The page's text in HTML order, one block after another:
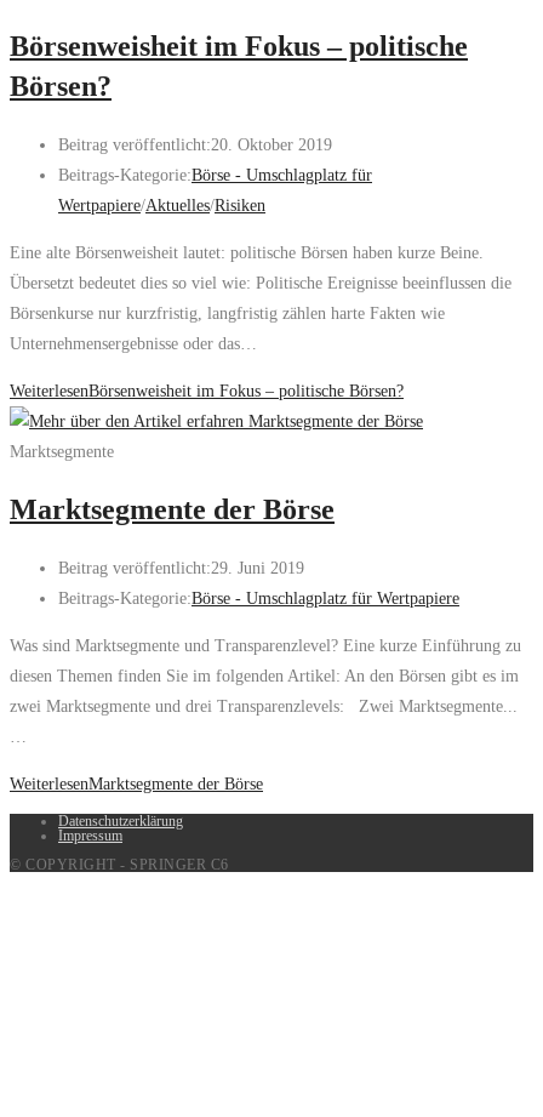
Börsenweisheit im Fokus – politische
Börsen?
Beitrag veröffentlicht:20. Oktober 2019
Beitrags-Kategorie:Börse - Umschlagplatz für
Wertpapiere/Aktuelles/Risiken
Eine alte Börsenweisheit lautet: politische Börsen haben kurze Beine.
Übersetzt bedeutet dies so viel wie: Politische Ereignisse beeinflussen die
Börsenkurse nur kurzfristig, langfristig zählen harte Fakten wie
Unternehmensergebnisse oder das…
WeiterlesenBörsenweisheit im Fokus – politische Börsen?
Marktsegmente
Marktsegmente der Börse
Beitrag veröffentlicht:29. Juni 2019
Beitrags-Kategorie:Börse - Umschlagplatz für Wertpapiere
Was sind Marktsegmente und Transparenzlevel? Eine kurze Einführung zu
diesen Themen finden Sie im folgenden Artikel: An den Börsen gibt es im
zwei Marktsegmente und drei Transparenzlevels: Zwei Marktsegmente...
…
WeiterlesenMarktsegmente der Börse
Datenschutzerklärung
Impressum
© COPYRIGHT - SPRINGER C6